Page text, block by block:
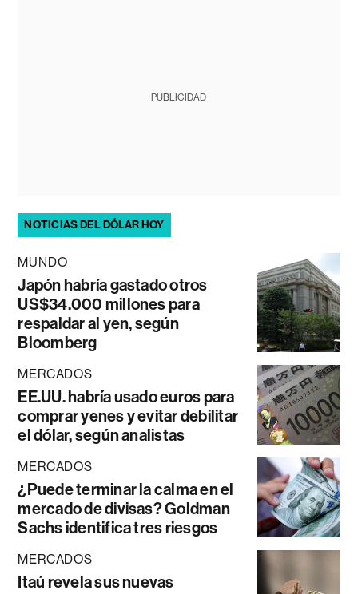
PUBLICIDAD
NOTICIAS DEL DÓLAR HOY
MUNDO
Japón habría gastado otros
US$34.000 millones para
respaldar al yen, según
Bloomberg
MERCADOS
EE.UU. habría usado euros para
comprar yenes y evitar debilitar
el dólar, según analistas
MERCADOS
¿Puede terminar la calma en el
mercado de divisas? Goldman
Sachs identifica tres riesgos
MERCADOS
Itaú revela sus nuevas